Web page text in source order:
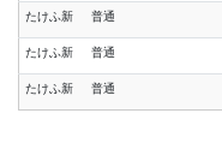
たけふ新 普通
たけふ新 普通
たけふ新 普通